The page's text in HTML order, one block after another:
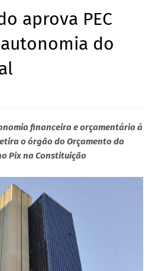
aprova PEC
do
financeira e orçamentária à
o órgão do Orçamento da
Pix na Constituição